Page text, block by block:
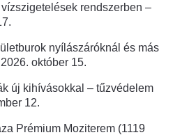
rendszerben –
nyílászáróknál és más
október 15.
új kihívásokkal – tűzvédelem
12.
Prémium Moziterem (1119